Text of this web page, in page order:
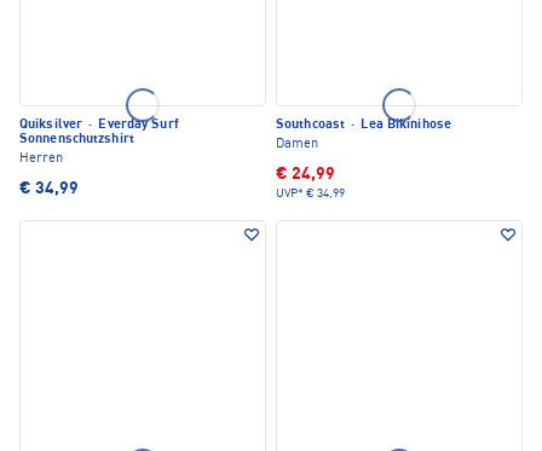
Quiksilver · Everday Surf
Sonnenschutzshirt
Herren
€ 34,99
Southcoast · Lea Bikinihose
Damen
€ 24,99
UVP* € 34,99